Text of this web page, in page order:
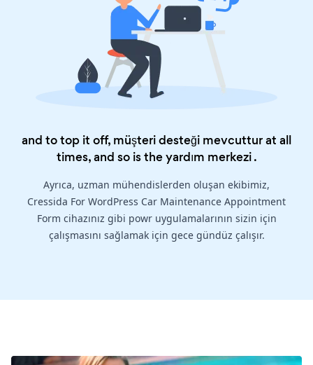
and to top it off, müşteri desteği mevcuttur at all
times, and so is theyardım merkezi.
Ayrıca, uzman mühendislerden oluşan ekibimiz,
Cressida For WordPress Car Maintenance Appointment
Form cihazınız gibi powr uygulamalarının sizin için
çalışmasını sağlamak için gece gündüz çalışır.